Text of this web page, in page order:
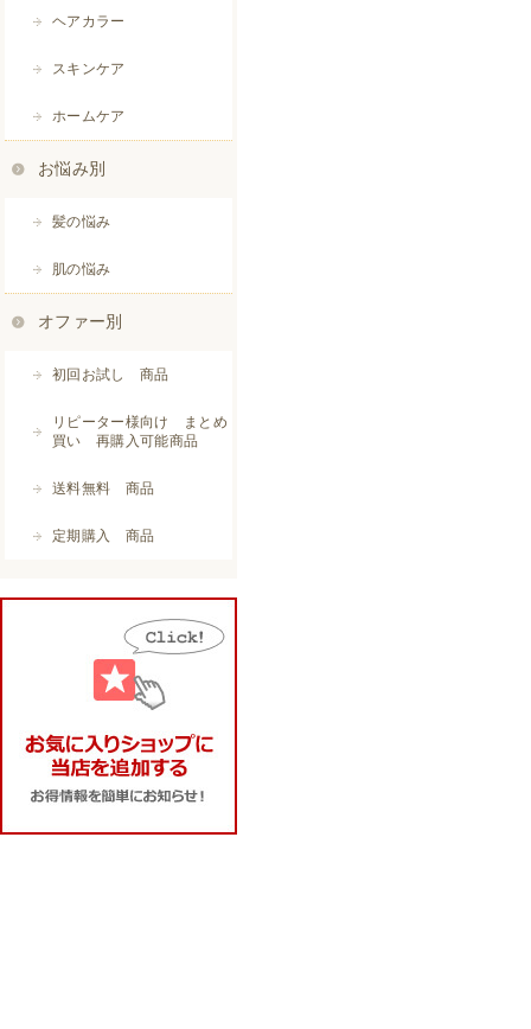
ヘアカラー
スキンケア
ホームケア
お悩み別
髪の悩み
肌の悩み
オファー別
初回お試し 商品
リピーター様向け まとめ
買い 再購入可能商品
送料無料 商品
定期購入 商品